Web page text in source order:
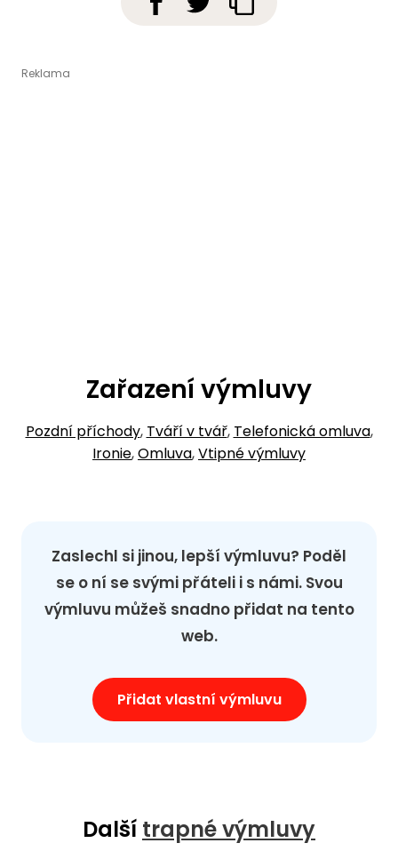
Zařazení výmluvy
Pozdní příchody, Tváří v tvář, Telefonická omluva,
Ironie,Omluva,Vtipné výmluvy
Zaslechl si jinou, lepší výmluvu? Poděl
se o ní se svými přáteli i s námi. Svou
výmluvu můžeš snadno přidat na tento
web.
Přidat vlastní výmluvu
Další trapné výmluvy